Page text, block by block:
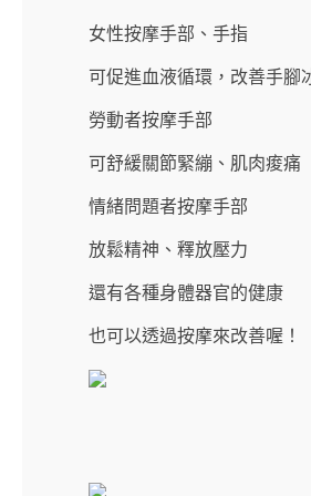
女性按摩手部、手指
可促進血液循環，改善手腳
勞動者按摩手部
可舒緩關節緊繃、肌肉痠痛
情緒問題者按摩手部
放鬆精神、釋放壓力
還有各種身體器官的健康
也可以透過按摩來改善喔！